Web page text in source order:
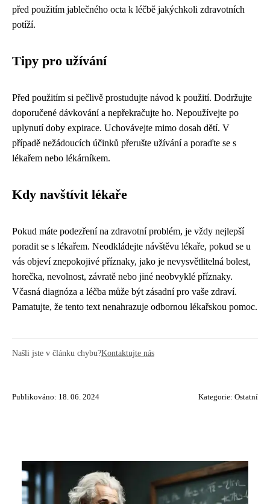
před použitím jablečného octa k léčbě jakýchkoli zdravotních
potíží.
Tipy pro užívání
Před použitím si pečlivě prostudujte návod k použití. Dodržujte
doporučené dávkování a nepřekračujte ho. Nepoužívejte po
uplynutí doby expirace. Uchovávejte mimo dosah dětí. V
případě nežádoucích účinků přerušte užívání a poraďte se s
lékařem nebo lékárníkem.
Kdy navštívit lékaře
Pokud máte podezření na zdravotní problém, je vždy nejlepší
poradit se s lékařem. Neodkládejte návštěvu lékaře, pokud se u
vás objeví znepokojivé příznaky, jako je nevysvětlitelná bolest,
horečka, nevolnost, závratě nebo jiné neobvyklé příznaky.
Včasná diagnóza a léčba může být zásadní pro vaše zdraví.
Pamatujte, že tento text nenahrazuje odbornou lékařskou pomoc.
Našli jste v článku chybu?Kontaktujte nás
Publikováno: 18. 06. 2024 Kategorie: Ostatní